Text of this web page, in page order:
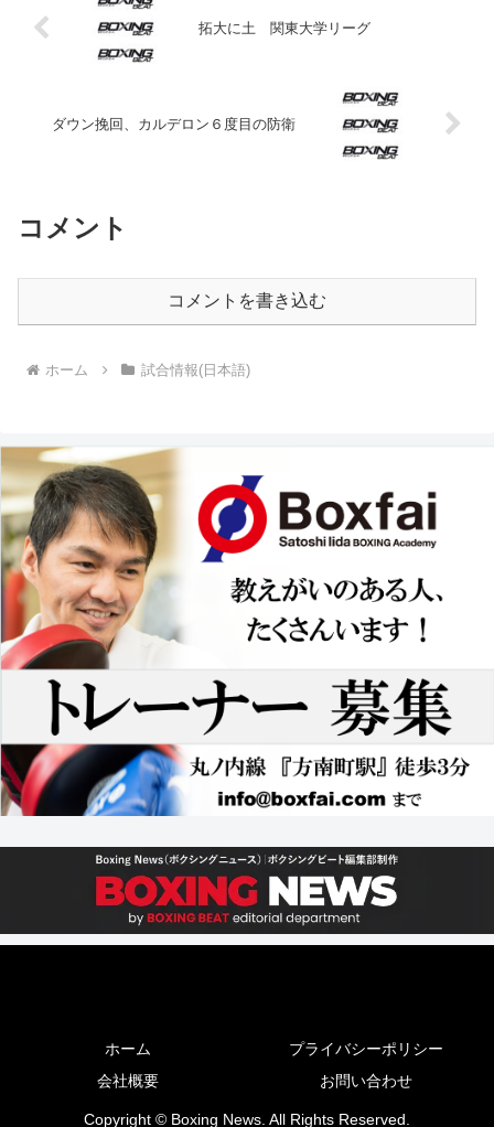
拓大に土 関東大学リーグ
ダウン挽回、カルデロン６度目の防衛
コメント
コメントを書き込む
ホーム 試合情報(日本語)
ホーム
プライバシーポリシー
会社概要
お問い合わせ
Copyright © Boxing News. All Rights Reserved.